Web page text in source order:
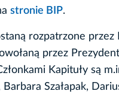
stronie BIP.
rozpatrzone przez
przez
Kapituły są
Barbara Szałapak,